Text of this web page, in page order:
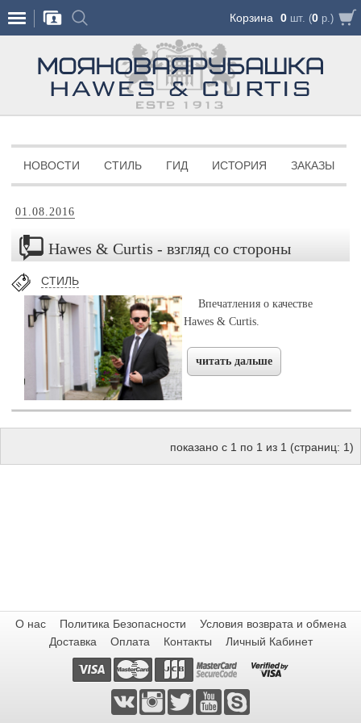
Корзина 0 шт. (0 р.)
НОВОСТИ СТИЛЬ ГИД ИСТОРИЯ ЗАКАЗЫ
01.08.2016
Hawes & Curtis - взгляд со стороны
СТИЛЬ
Впечатления о качестве
Hawes & Curtis.
читать дальше
показано с 1 по 1 из 1 (страниц: 1)
О нас Политика Безопасности
Условия возврата и обмена
Доставка
Оплата Контакты Личный Кабинет